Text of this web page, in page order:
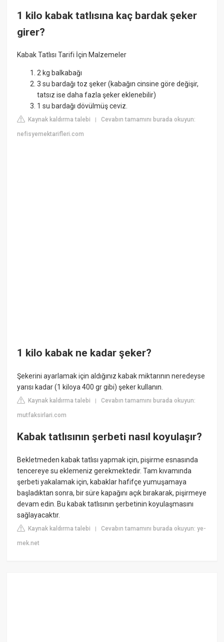
1 kilo kabak tatlısına kaç bardak şeker
girer?
Kabak Tatlısı Tarifi İçin Malzemeler
2 kg balkabağı
3 su bardağı toz şeker (kabağın cinsine göre değişir,
tatsız ise daha fazla şeker eklenebilir)
1 su bardağı dövülmüş ceviz.
Kaynak kaldırma talebi |Cevabın tamamını burada okuyun:
nefisyemektarifleri.com
1 kilo kabak ne kadar şeker?
Şekerini ayarlamak için aldığınız kabak miktarının neredeyse
yarısı kadar (1 kiloya 400 gr gibi) şeker kullanın.
Kaynak kaldırma talebi |Cevabın tamamını burada okuyun:
mutfaksirlari.com
Kabak tatlısının şerbeti nasıl koyulaşır?
Bekletmeden kabak tatlısı yapmak için, pişirme esnasında
tencereye su eklemeniz gerekmektedir. Tam kıvamında
şerbeti yakalamak için, kabaklar hafifçe yumuşamaya
başladıktan sonra, bir süre kapağını açık bırakarak, pişirmeye
devam edin. Bu kabak tatlısının şerbetinin koyulaşmasını
sağlayacaktır.
Kaynak kaldırma talebi |Cevabın tamamını burada okuyun: ye-
mek.net